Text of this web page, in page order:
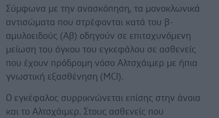
Σύμφωνα με την ανασκόπηση, τα μονοκλωνικά
αντισώματα που στρέφονται κατά του β-
αμυλοειδούς (Αβ) οδηγούν σε επιταχυνόμενη
μείωση του όγκου του εγκεφάλου σε ασθενείς
που έχουν πρόδρομη νόσο Αλτσχάιμερ με ήπια
γνωστική εξασθένηση (MCI).
Ο εγκέφαλος συρρικνώνεται επίσης στην άνοια
και το Αλτσχάιμερ. Στους ασθενείς που